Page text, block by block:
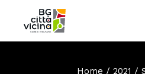
Home 2021